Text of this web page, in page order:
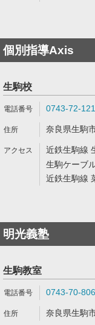
個別指導Axis
生駒校
0743-72-
奈良県生駒
近鉄生駒線
生駒ケーブ
近鉄生駒線
明光義塾
生駒教室
0743-70-
奈良県生駒